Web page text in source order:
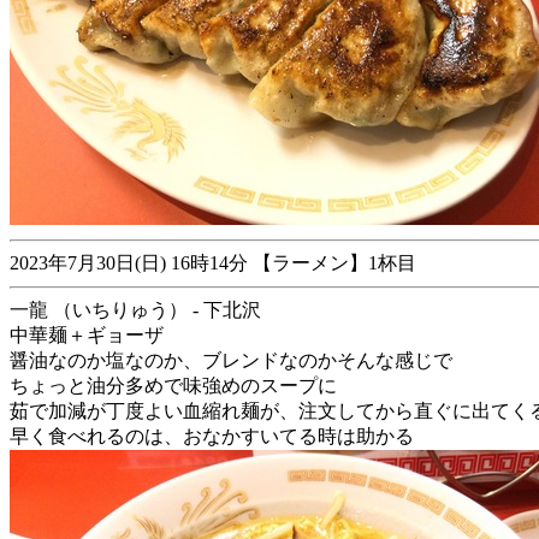
2023年7月30日(日) 16時14分 【ラーメン】1杯目
一龍 （いちりゅう） - 下北沢
中華麺＋ギョーザ
醤油なのか塩なのか、ブレンドなのかそんな感じで
ちょっと油分多めで味強めのスープに
茹で加減が丁度よい血縮れ麺が、注文してから直ぐに出てく
早く食べれるのは、おなかすいてる時は助かる